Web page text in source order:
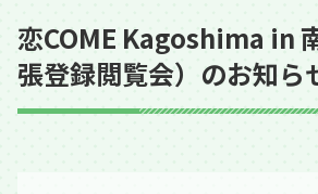
恋COME Kagoshima in
張登録閲覧会）のお知ら